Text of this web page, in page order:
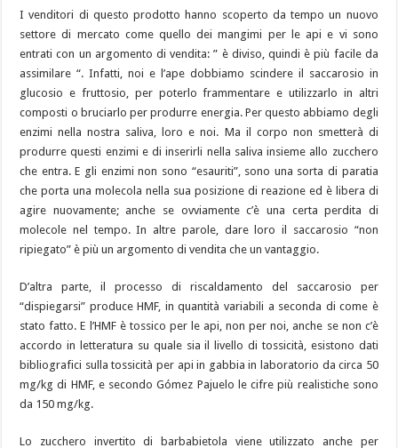
I venditori di questo prodotto hanno scoperto da tempo un nuovo
settore di mercato come quello dei mangimi per le api e vi sono
entrati con un argomento di vendita: ” è diviso, quindi è più facile da
assimilare “. Infatti, noi e l’ape dobbiamo scindere il saccarosio in
glucosio e fruttosio, per poterlo frammentare e utilizzarlo in altri
composti o bruciarlo per produrre energia. Per questo abbiamo degli
enzimi nella nostra saliva, loro e noi. Ma il corpo non smetterà di
produrre questi enzimi e di inserirli nella saliva insieme allo zucchero
che entra. E gli enzimi non sono “esauriti”, sono una sorta di paratia
che porta una molecola nella sua posizione di reazione ed è libera di
agire nuovamente; anche se ovviamente c’è una certa perdita di
molecole nel tempo. In altre parole, dare loro il saccarosio “non
ripiegato” è più un argomento di vendita che un vantaggio.
D’altra parte, il processo di riscaldamento del saccarosio per
“dispiegarsi” produce HMF, in quantità variabili a seconda di come è
stato fatto. E l’HMF è tossico per le api, non per noi, anche se non c’è
accordo in letteratura su quale sia il livello di tossicità, esistono dati
bibliografici sulla tossicità per api in gabbia in laboratorio da circa 50
mg/kg di HMF, e secondo Gómez Pajuelo le cifre più realistiche sono
da 150 mg/kg.
Lo zucchero invertito di barbabietola viene utilizzato anche per